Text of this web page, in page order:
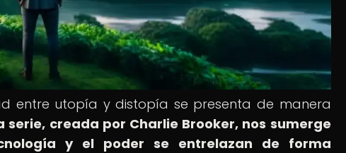
entre utopía y distopía se presenta de manera
serie, creada por Charlie Brooker, nos sumerge
y el poder se entrelazan de forma